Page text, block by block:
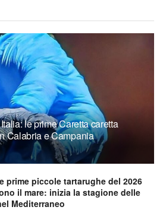
le prime Caretta caretta
Calabria e Campania
prime piccole tartarughe del 2026
il mare: inizia la stagione delle
Mediterraneo